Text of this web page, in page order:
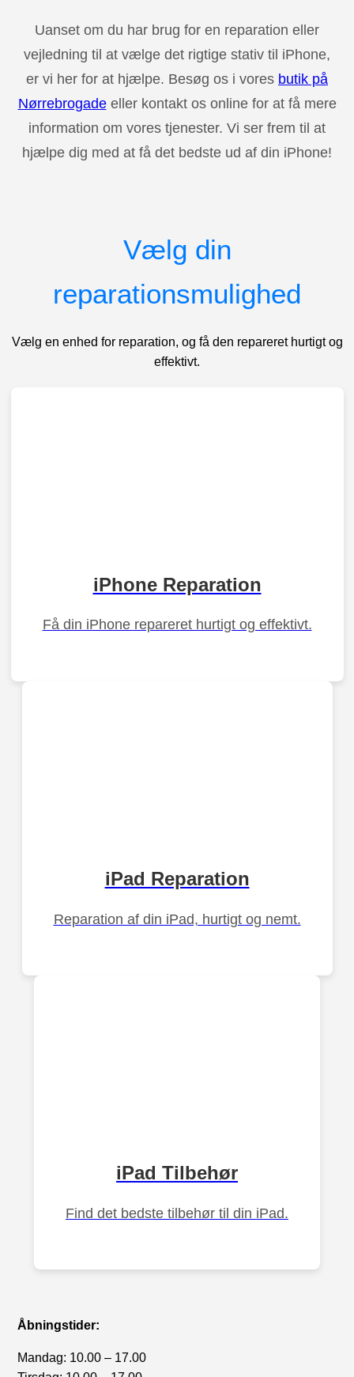
Uanset om du har brug for en reparation eller
vejledning til at vælge det rigtige stativ til iPhone,
er vi her for at hjælpe. Besøg os i vores butik på
Nørrebrogadeeller kontakt os online for at få mere
information om vores tjenester. Vi ser frem til at
hjælpe dig med at få det bedste ud af din iPhone!
Vælg din
reparationsmulighed
Vælg en enhed for reparation, og få den repareret hurtigt og
effektivt.
iPhone Reparation
Få din iPhone repareret hurtigt og effektivt.
iPad Reparation
Reparation af din iPad, hurtigt og nemt.
iPad Tilbehør
Find det bedste tilbehør til din iPad.
Åbningstider:
Mandag: 10.00 – 17.00